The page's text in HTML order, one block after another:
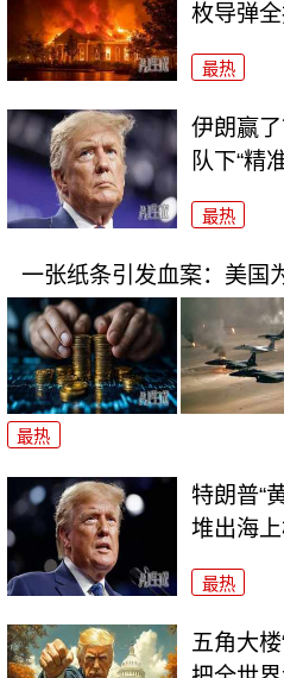
枚导弹
最热
伊朗赢
队下“精
最热
一张纸条引发血案：美国
最热
特朗普“
堆出海
最热
五角大